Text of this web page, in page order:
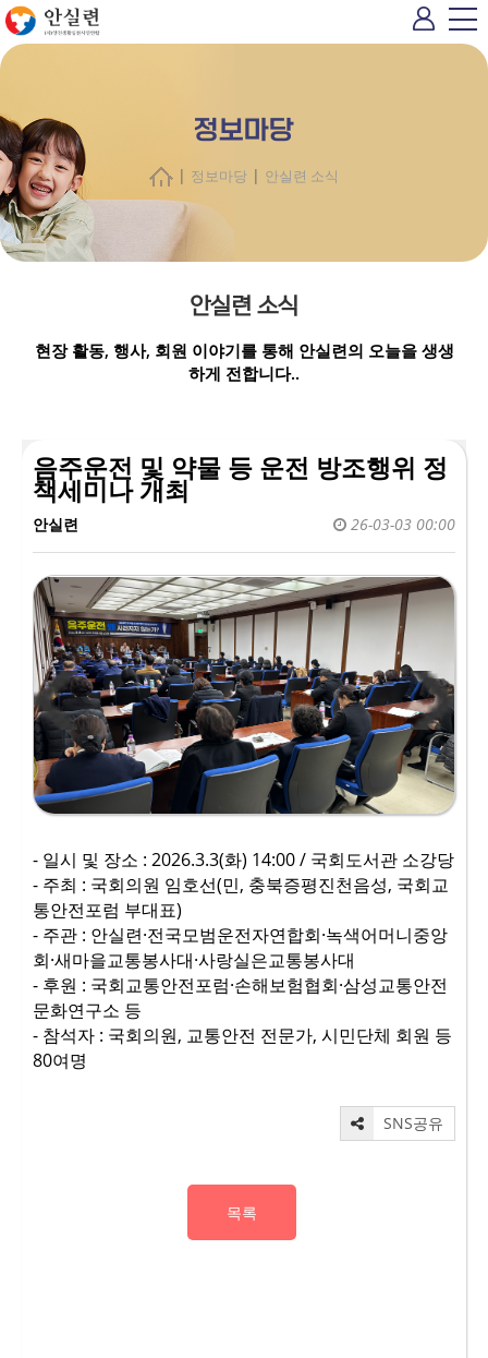
정보마당
| 정보마당 | 안실련 소식
안실련 소식
현장 활동, 행사, 회원 이야기를 통해 안실련의 오늘을 생생
하게 전합니다..
음주운전 및 약물 등 운전 방조행위 정
책세미나 개최
안실련 26-03-03 00:00
- 일시 및 장소 : 2026.3.3(화) 14:00 / 국회도서관 소강당
- 주최 : 국회의원 임호선(민, 충북증평진천음성, 국회교
통안전포럼 부대표)
- 주관 : 안실련·전국모범운전자연합회·녹색어머니중앙
회·새마을교통봉사대·사랑실은교통봉사대
- 후원 : 국회교통안전포럼·손해보험협회·삼성교통안전
문화연구소 등
- 참석자 : 국회의원, 교통안전 전문가, 시민단체 회원 등
80여명
SNS공유
목록